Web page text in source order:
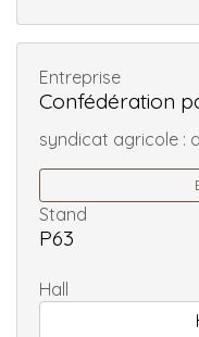
Entreprise
Confédération
syndicat agricole :
Stand
P63
Hall